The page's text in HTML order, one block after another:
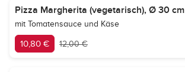
Pizza Margherita (vegetarisch), Ø 30 cm
mit Tomatensauce und Käse
10,80 € 12,00 €